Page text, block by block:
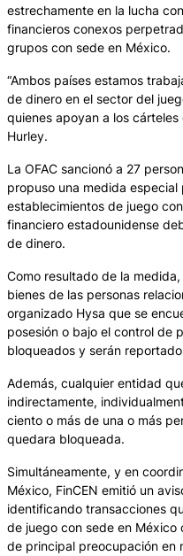
estrechamente en la lucha
financieros conexos
grupos con sede en México.
“Ambos países estamos
de dinero en el sector del
quienes apoyan a los
Hurley.
La OFAC sancionó a 27
propuso una medida
establecimientos de juego
financiero estadounidense
de dinero.
Como resultado de la
bienes de las personas
organizado Hysa que se
posesión o bajo el control de
bloqueados y serán
Además, cualquier entidad
indirectamente,
ciento o más de una o más
quedara bloqueada.
Simultáneamente, y en
México, FinCEN emitió un
identificando transacciones
de juego con sede en México
de principal preocupación en